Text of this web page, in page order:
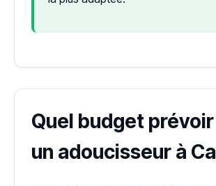
Quel budget
un adoucisseur à